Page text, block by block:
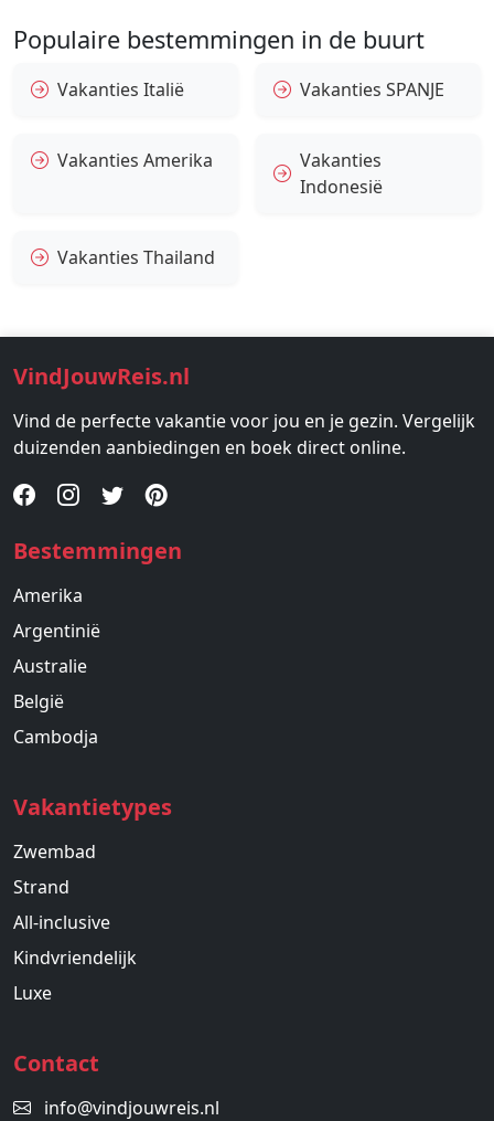
Populaire bestemmingen in de buurt
Vakanties Italië Vakanties SPANJE
Vakanties Amerika
Vakanties
Indonesië
Vakanties Thailand
VindJouwReis.nl
Vind de perfecte vakantie voor jou en je gezin. Vergelijk
duizenden aanbiedingen en boek direct online.
Bestemmingen
Amerika
Argentinië
Australie
België
Cambodja
Vakantietypes
Zwembad
Strand
All-inclusive
Kindvriendelijk
Luxe
Contact
info@vindjouwreis.nl